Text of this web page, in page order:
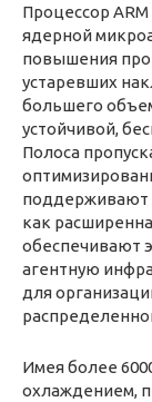
Процессор
ядерной
повышения
устаревших
большего
устойчивой,
Полоса
поддерживают
как
обеспечивают
агентную
для
Имея более
охлаждением,